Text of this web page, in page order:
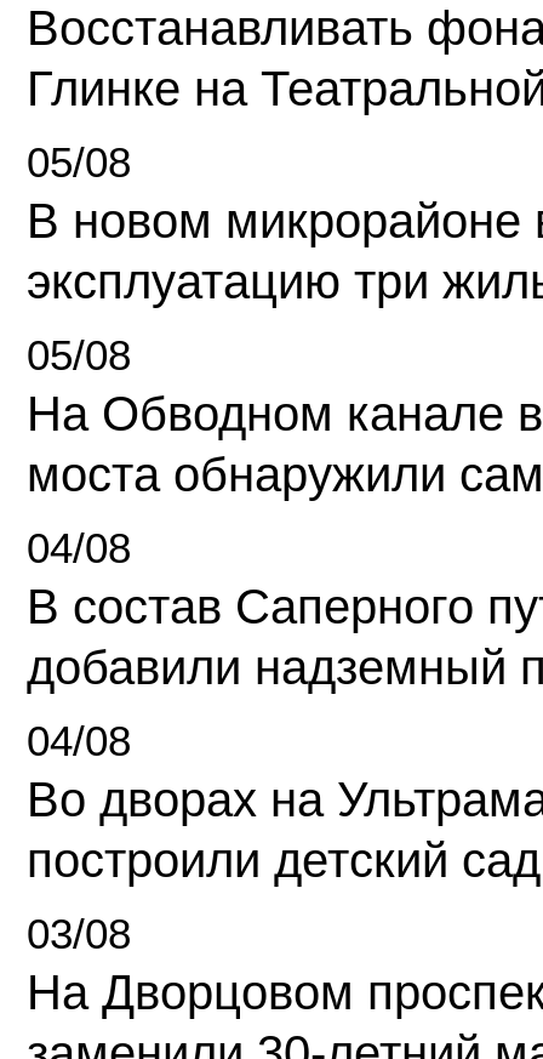
Восстанавливать
Глинке на
05/08
В новом микрорайоне
эксплуатацию три
05/08
На Обводном канале
моста обнаружили
04/08
В состав Саперного
добавили надземный
04/08
Во дворах на
построили детский сад
03/08
На Дворцовом